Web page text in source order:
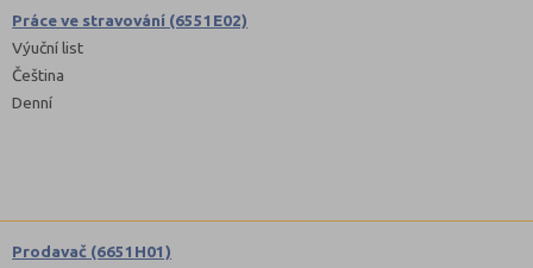
Práce ve stravování (6551E02)
Výuční list
Čeština
Denní
Prodavač (6651H01)